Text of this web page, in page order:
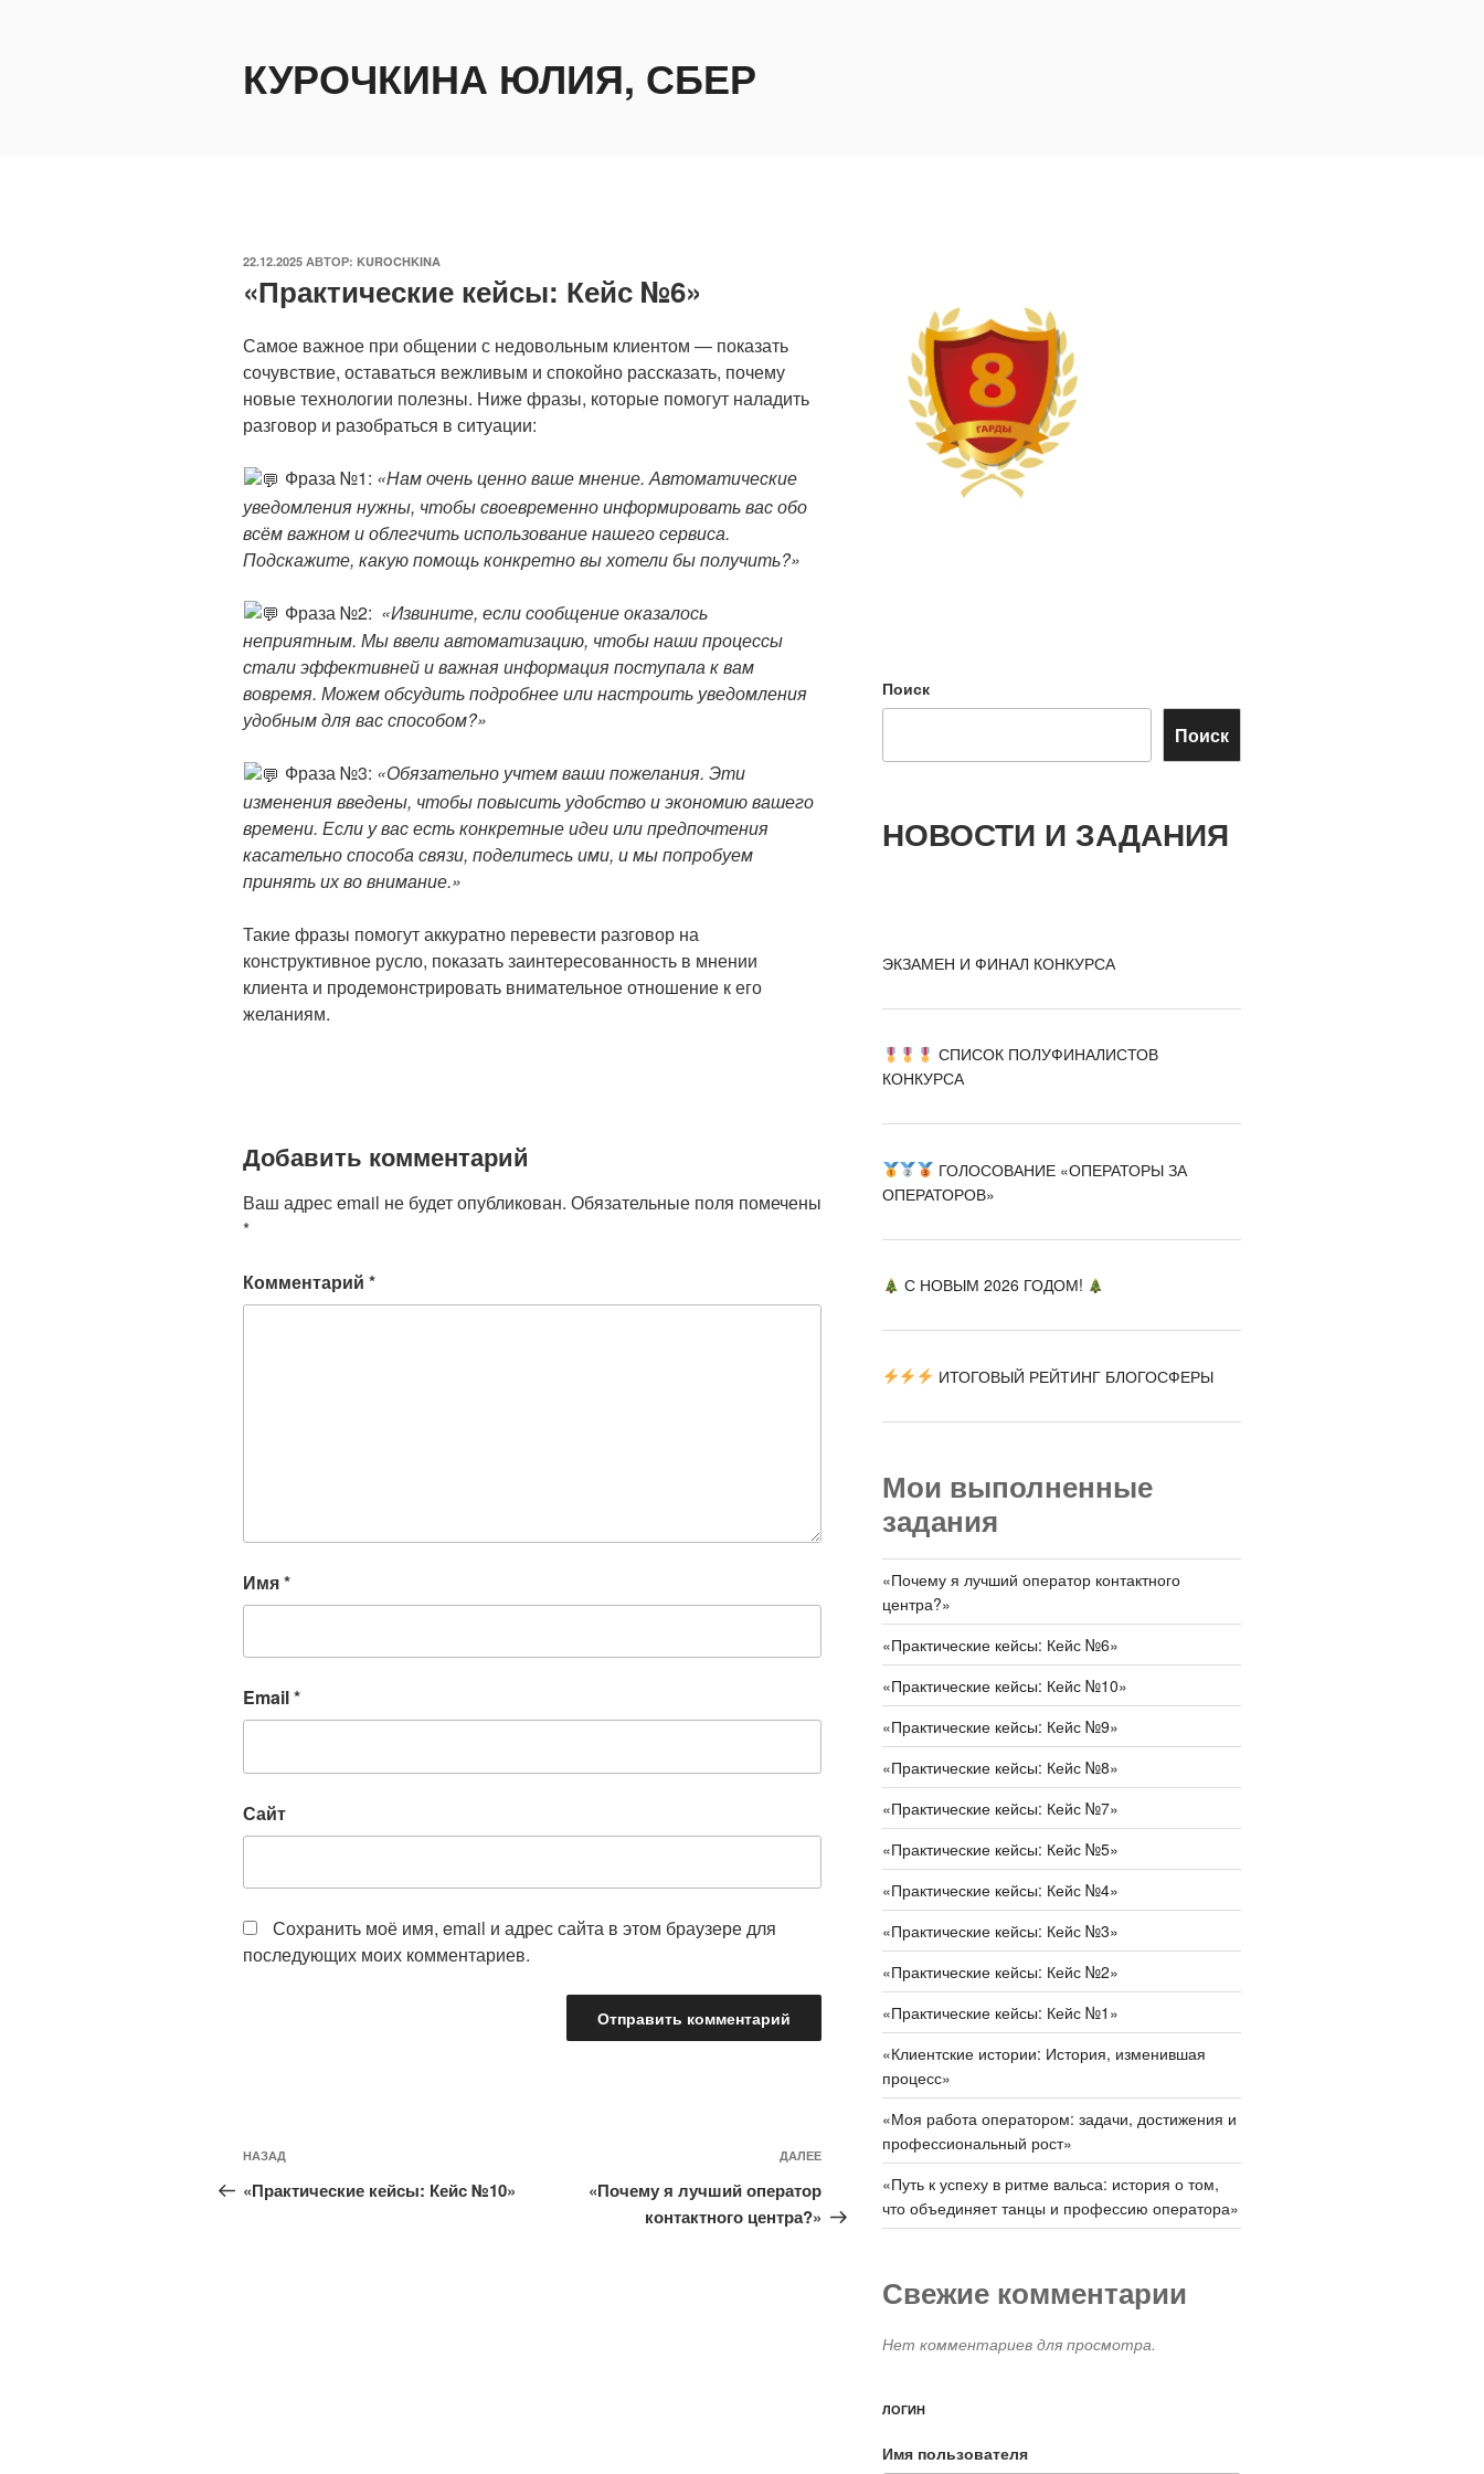
КУРОЧКИНА ЮЛИЯ, СБЕР
ОПУБЛИКОВАНО
22.12.2025 АВТОР: KUROCHKINA
«Практические кейсы: Кейс №6»
Самое важное при общении с недовольным клиентом — показать
сочувствие, оставаться вежливым и спокойно рассказать, почему
новые технологии полезны. Ниже фразы, которые помогут наладить
разговор и разобраться в ситуации:
Фраза №1: «Нам очень ценно ваше мнение. Автоматические
уведомления нужны, чтобы своевременно информировать вас обо
всём важном и облегчить использование нашего сервиса.
Подскажите, какую помощь конкретно вы хотели бы получить?»
Фраза №2: «Извините, если сообщение оказалось
неприятным. Мы ввели автоматизацию, чтобы наши процессы
стали эффективней и важная информация поступала к вам
вовремя. Можем обсудить подробнее или настроить уведомления
удобным для вас способом?»
Фраза №3: «Обязательно учтем ваши пожелания. Эти
изменения введены, чтобы повысить удобство и экономию вашего
времени. Если у вас есть конкретные идеи или предпочтения
касательно способа связи, поделитесь ими, и мы попробуем
принять их во внимание.»
Такие фразы помогут аккуратно перевести разговор на
конструктивное русло, показать заинтересованность в мнении
клиента и продемонстрировать внимательное отношение к его
желаниям.
Добавить комментарий
Ваш адрес email не будет опубликован. Обязательные поля помечены
*
Комментарий *
Имя*
Email*
Сайт
Сохранить моё имя, email и адрес сайта в этом браузере для
последующих моих комментариев.
Навигация
по
записям
Предыдущая
запись:
НАЗАД
«Практические кейсы: Кейс №10»
Следующая
запись
ДАЛЕЕ
«Почему я лучший оператор
контактного центра?»
Поиск
Поиск
НОВОСТИ И ЗАДАНИЯ
ЭКЗАМЕН И ФИНАЛ КОНКУРСА
СПИСОК ПОЛУФИНАЛИСТОВ
КОНКУРСА
ГОЛОСОВАНИЕ «ОПЕРАТОРЫ ЗА
ОПЕРАТОРОВ»
С НОВЫМ 2026 ГОДОМ!
ИТОГОВЫЙ РЕЙТИНГ БЛОГОСФЕРЫ
Мои выполненные
задания
«Почему я лучший оператор контактного
центра?»
«Практические кейсы: Кейс №6»
«Практические кейсы: Кейс №10»
«Практические кейсы: Кейс №9»
«Практические кейсы: Кейс №8»
«Практические кейсы: Кейс №7»
«Практические кейсы: Кейс №5»
«Практические кейсы: Кейс №4»
«Практические кейсы: Кейс №3»
«Практические кейсы: Кейс №2»
«Практические кейсы: Кейс №1»
«Клиентские истории: История, изменившая
процесс»
«Моя работа оператором: задачи, достижения и
профессиональный рост»
«Путь к успеху в ритме вальса: история о том,
что объединяет танцы и профессию оператора»
Свежие комментарии
Нет комментариев для просмотра.
ЛОГИН
Имя пользователя